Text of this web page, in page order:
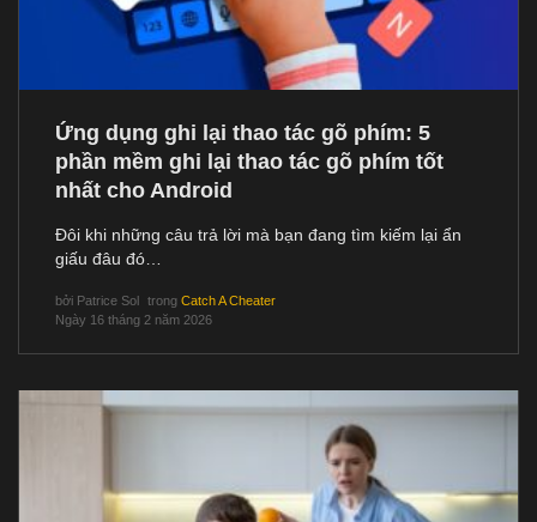
Ứng dụng ghi lại thao tác gõ phím: 5
phần mềm ghi lại thao tác gõ phím tốt
nhất cho Android
Đôi khi những câu trả lời mà bạn đang tìm kiếm lại ẩn
giấu đâu đó…
bởi Patrice Sol trong Catch A Cheater
Ngày 16 tháng 2 năm 2026